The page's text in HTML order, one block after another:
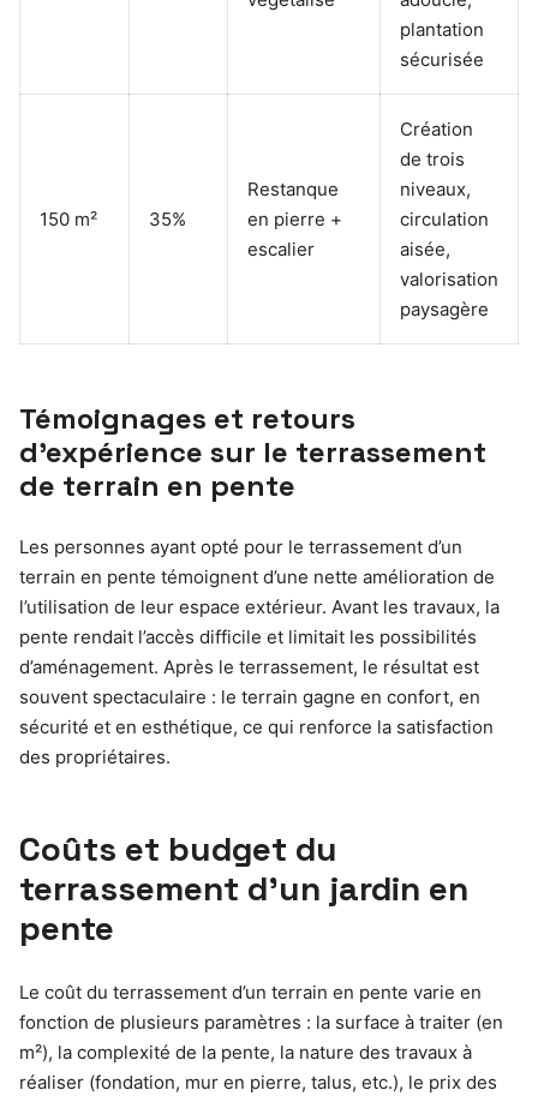
plantation
sécurisée
150 m² 35%
Restanque
en pierre +
escalier
Création
de trois
niveaux,
circulation
aisée,
valorisation
paysagère
Témoignages et retours
d’expérience sur le terrassement
de terrain en pente
Les personnes ayant opté pour le terrassement d’un
terrain en pente témoignent d’une nette amélioration de
l’utilisation de leur espace extérieur. Avant les travaux, la
pente rendait l’accès difficile et limitait les possibilités
d’aménagement. Après le terrassement, le résultat est
souvent spectaculaire : le terrain gagne en confort, en
sécurité et en esthétique, ce qui renforce la satisfaction
des propriétaires.
Coûts et budget du
terrassement d’un jardin en
pente
Le coût du terrassement d’un terrain en pente varie en
fonction de plusieurs paramètres : la surface à traiter (en
m²), la complexité de la pente, la nature des travaux à
réaliser (fondation, mur en pierre, talus, etc.), le prix des